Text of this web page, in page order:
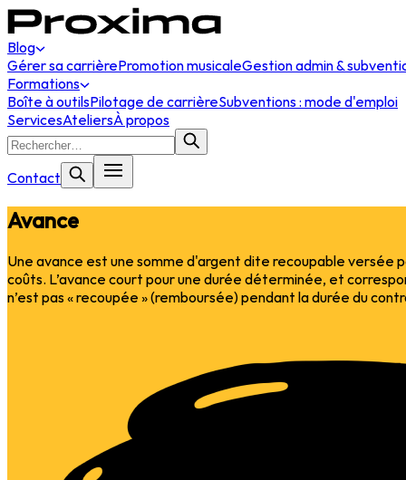
Blog
Gérer sa carrièrePromotion musicaleGestion admin &
Formations
Boîte à outilsPilotage de carrièreSubventions : mode d'emploi
ServicesAteliersÀ propos
Contact
Avance
Une avance est une somme d'argent dite recoupable versée
coûts. L’avance court pour une durée déterminée, et
n’est pas « recoupée » (remboursée) pendant la durée du